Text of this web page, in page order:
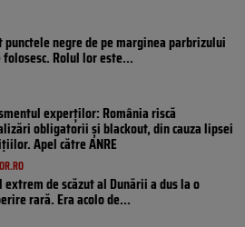
punctele negre de pe marginea parbrizului
folosesc. Rolul lor este...
experților: România riscă
obligatorii și blackout, din cauza lipsei
Apel către ANRE
extrem de scăzut al Dunării a dus la o
rară. Era acolo de...